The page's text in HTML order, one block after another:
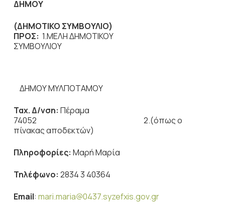
ΔΗΜΟΥ
(ΔΗΜΟΤΙΚΟ ΣΥΜΒΟΥΛΙΟ)
ΠΡΟΣ: 1.ΜΕΛΗ ΔΗΜΟΤΙΚΟΥ
ΔΗΜΟΥ ΜΥΛΠΟΤΑΜΟΥ
Ταχ. Δ/νση: Πέραμα
74052 2.(όπως ο
πίνακας αποδεκτών)
Πληροφορίες: Μαρή Μαρία
Τηλέφωνο: 2834 3 40364
Email: mari.maria@0437.syzefxis.gov.gr